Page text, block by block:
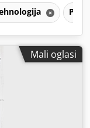
Mali oglasi